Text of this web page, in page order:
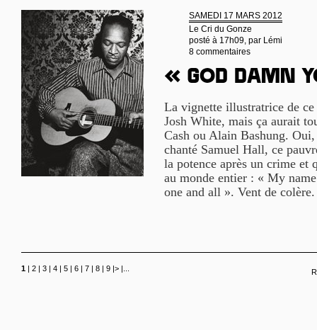
SAMEDI 17 MARS 2012
Le Cri du Gonze
posté à 17h09, par Lémi
8 commentaires
« God damn
La vignette illustratrice de
Josh White, mais ça aurait
Cash ou Alain Bashung.
chanté Samuel Hall, ce
la potence après un crime et
au monde entier : « My
one and all ». Vent de
1 | 2 | 3 | 4 | 5 | 6 | 7 | 8 | 9 |> |